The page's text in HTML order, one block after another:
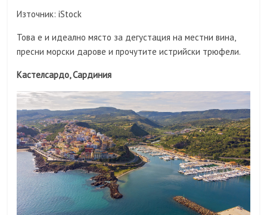
Източник: iStock
Това е и идеално място за дегустация на местни вина,
пресни морски дарове и прочутите истрийски трюфели.
Кастелсардо, Сардиния